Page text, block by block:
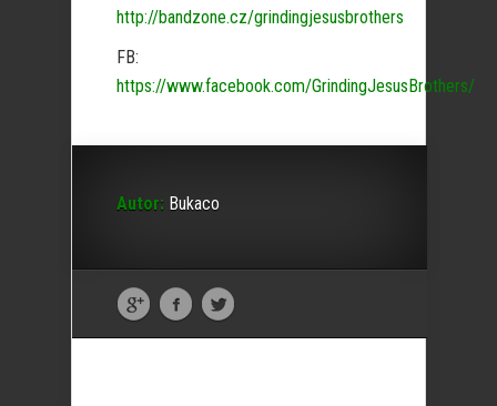
http://bandzone.cz/grindingjesusbrothers
FB:
https://www.facebook.com/GrindingJesusBrothers/
Autor: Bukaco